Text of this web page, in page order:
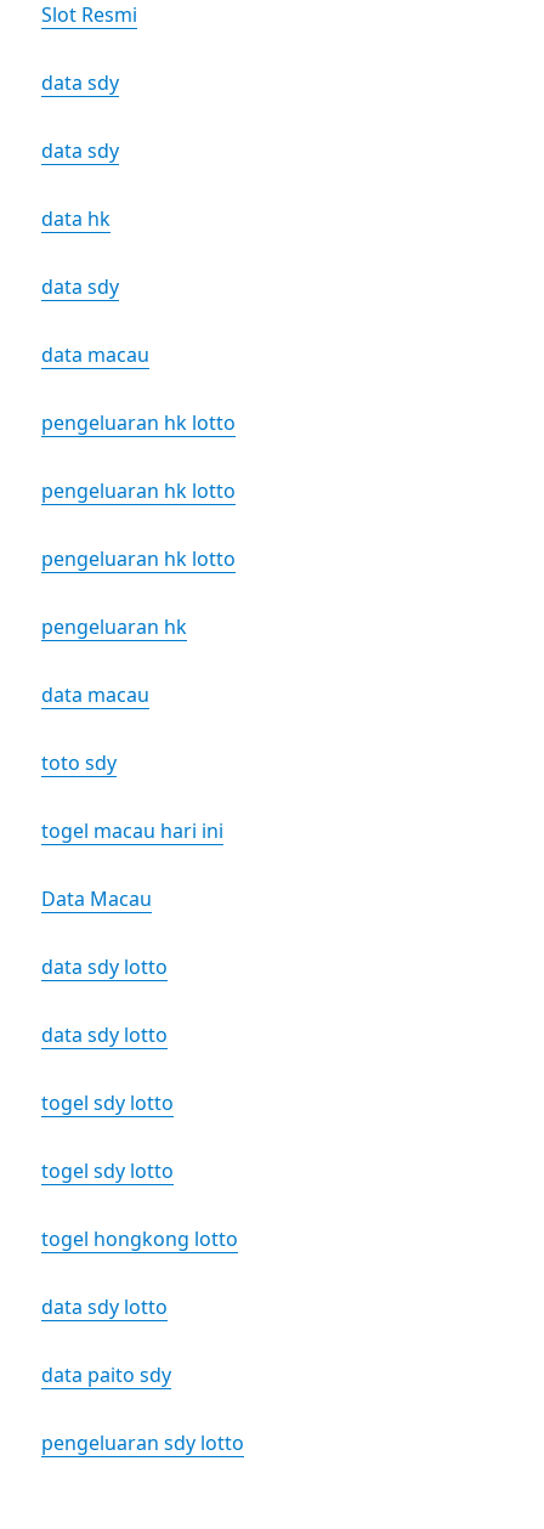
Slot Resmi
data sdy
data sdy
data hk
data sdy
data macau
pengeluaran hk lotto
pengeluaran hk lotto
pengeluaran hk lotto
pengeluaran hk
data macau
toto sdy
togel macau hari ini
Data Macau
data sdy lotto
data sdy lotto
togel sdy lotto
togel sdy lotto
togel hongkong lotto
data sdy lotto
data paito sdy
pengeluaran sdy lotto